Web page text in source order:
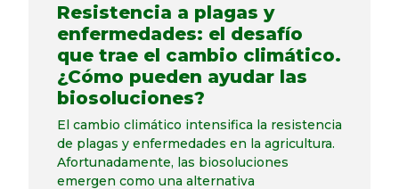
Resistencia a plagas y
enfermedades: el desafío
que trae el cambio climático.
¿Cómo pueden ayudar las
biosoluciones?
El cambio climático intensifica la resistencia
de plagas y enfermedades en la agricultura.
Afortunadamente, las biosoluciones
emergen como una alternativa